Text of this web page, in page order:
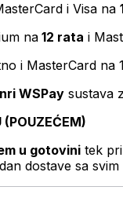
i Visa na
na 12 rata i
i MasterCard na
WSPay sustava
(POUZEĆEM)
u gotovini tek
dostave sa svim